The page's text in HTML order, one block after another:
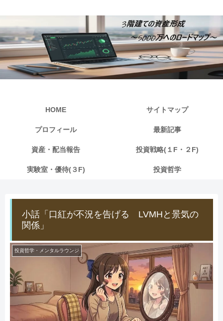
HOME サイトマップ
プロフィール 最新記事
資産・配当報告 投資戦略(１F・２F)
実験室・優待(３F) 投資哲学
小話「口紅が不況を告げる LVMHと景気の
関係」
投資哲学・メンタルラウンジ